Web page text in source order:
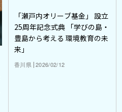
「瀬戸内オリーブ基金」 設立
25周年記念式典 「学びの島・
豊島から考える 環境教育の未
来」
香川県 2026/02/12